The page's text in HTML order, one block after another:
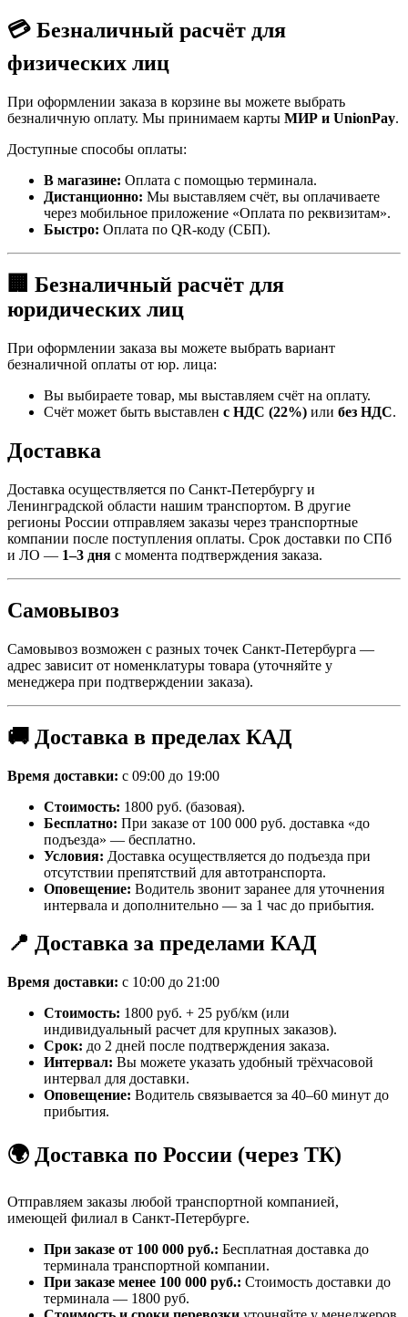
💳 Безналичный расчёт для
физических лиц
При оформлении заказа в корзине вы можете выбрать
безналичную оплату. Мы принимаем карты МИР и UnionPay.
Доступные способы оплаты:
В магазине: Оплата с помощью терминала.
Дистанционно: Мы выставляем счёт, вы оплачиваете
через мобильное приложение «Оплата по реквизитам».
Быстро: Оплата по QR-коду (СБП).
🏢 Безналичный расчёт для
юридических лиц
При оформлении заказа вы можете выбрать вариант
безналичной оплаты от юр. лица:
Вы выбираете товар, мы выставляем счёт на оплату.
Счёт может быть выставлен с НДС (22%) или без НДС.
Доставка
Доставка осуществляется по Санкт-Петербургу и
Ленинградской области нашим транспортом. В другие
регионы России отправляем заказы через транспортные
компании после поступления оплаты. Срок доставки по СПб
и ЛО — 1–3 дня с момента подтверждения заказа.
Самовывоз
Самовывоз возможен с разных точек Санкт-Петербурга —
адрес зависит от номенклатуры товара (уточняйте у
менеджера при подтверждении заказа).
🚚 Доставка в пределах КАД
Время доставки: с 09:00 до 19:00
Стоимость: 1800 руб. (базовая).
Бесплатно: При заказе от 100 000 руб. доставка «до
подъезда» — бесплатно.
Условия: Доставка осуществляется до подъезда при
отсутствии препятствий для автотранспорта.
Оповещение: Водитель звонит заранее для уточнения
интервала и дополнительно — за 1 час до прибытия.
📍 Доставка за пределами КАД
Время доставки: с 10:00 до 21:00
Стоимость: 1800 руб. + 25 руб/км (или
индивидуальный расчет для крупных заказов).
Срок: до 2 дней после подтверждения заказа.
Интервал: Вы можете указать удобный трёхчасовой
интервал для доставки.
Оповещение: Водитель связывается за 40–60 минут до
прибытия.
🌍 Доставка по России (через ТК)
Отправляем заказы любой транспортной компанией,
имеющей филиал в Санкт-Петербурге.
При заказе от 100 000 руб.: Бесплатная доставка до
терминала транспортной компании.
При заказе менее 100 000 руб.: Стоимость доставки до
терминала — 1800 руб.